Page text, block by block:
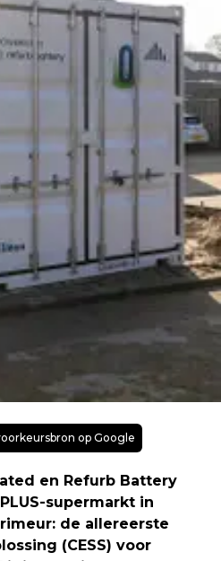
op Google
en Refurb Battery
supermarkt in
de allereerste
(CESS) voor